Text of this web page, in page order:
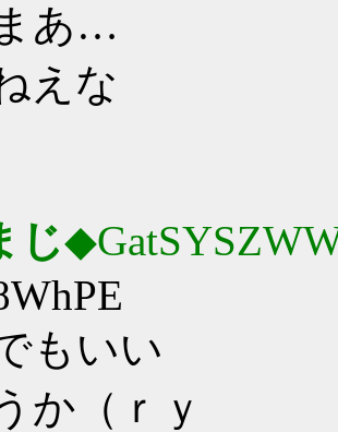
あ…
えな
じ
もいい
か（ｒｙ